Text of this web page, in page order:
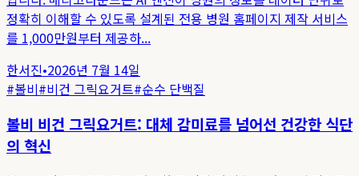
정확히 이해할 수 있도록 설계된 전용 병원 홈페이지 제작 서비스
를 1,000만원부터 제공하...
한서진•2026년 7월 14일
#볼비#비건 그릭요거트#순수 단백질
볼비 비건 그릭요거트: 대체 감미료를 넘어선 건강한 식단
의 혁신